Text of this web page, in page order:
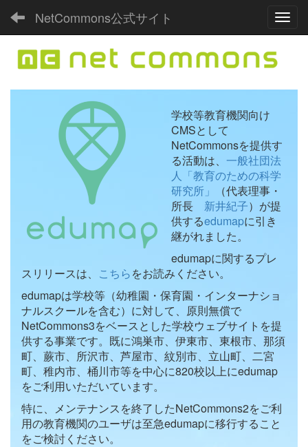
NetCommons公式サイト
学校等教育機関向け
CMSとして
NetCommonsを提供す
る活動は、 一般社団法
人「教育のための科学
研究所」
（代表理事・
所長 新井紀子）が提
供するedumapに引き
継がれました。
edumapに関するプレ
スリリースは、 こちらをお読みください。
edumapは学校等（幼稚園・保育園・インターナショ
ナルスクールを含む）に対して、原則無償で
NetCommons3をベースとした学校ウェブサイトを提
供する事業です。既に鴻巣市、伊東市、東根市、那須
町、蕨市、所沢市、芦屋市、紋別市、立山町、二宮
町、稚内市、桶川市等を中心に820校以上にedumap
をご利用いただいています。
特に、メンテナンスを終了したNetCommons2をご利
用の教育機関のユーザは至急edumapに移行すること
をご検討ください。